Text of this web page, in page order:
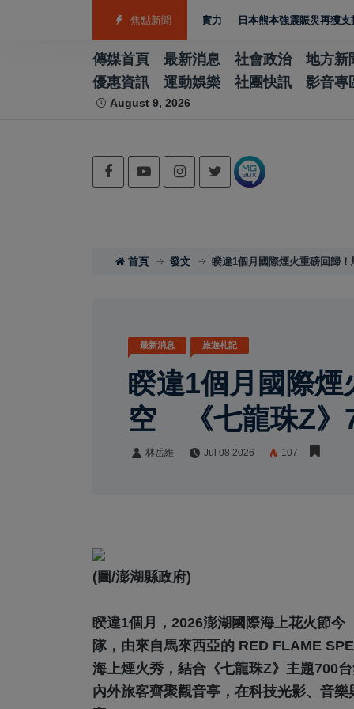
焦點新聞
射箭籃球跆拳道展現青年競技實力 日本熊本強震賑災再獲支持 台灣
傳媒首頁 最新消息 社會政治
地方新
優惠資訊
運動娛樂 社團快訊 影音專
August 9, 2026
首頁 發文 睽違1個月國際煙火重磅回歸
最新消息 旅遊札記
睽違1個月國際
空 《七龍珠Z》
林岳維 Jul 08 2026 107
(圖/澎湖縣政府)
睽違1個月，2026澎湖國際海上花火節
隊，由來自馬來西亞的 RED FLAME
海上煙火秀，結合《七龍珠Z》主題700
內外旅客齊聚觀音亭，在科技光影、音